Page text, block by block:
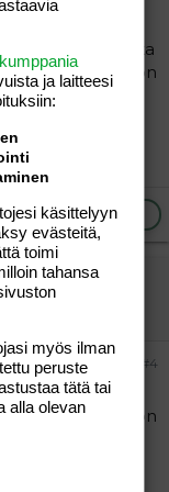
minä olin se joka
Nyt siihenkin on
äiti eikä se
reilut 5v.
Vastaa
#4
tee kotitöitä..
sit jos sanon on
tietää
kiltisti kun
ja laitteesi
käsittelyyn
evästeitä,
toimi
tahansa
myös ilman
peruste
tätä tai
alla olevan